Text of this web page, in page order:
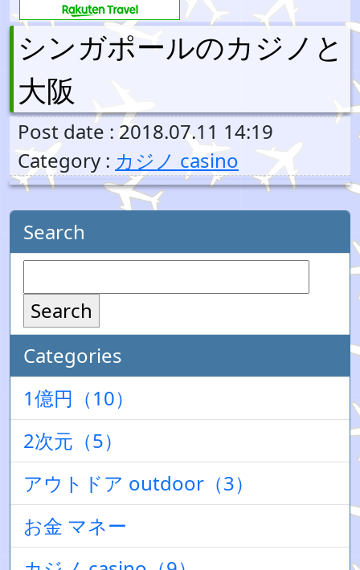
シンガポールのカジノと
大阪
Post date : 2018.07.11 14:19
Category : カジノ casino
Search
Search
Categories
1億円（10）
2次元（5）
アウトドア outdoor（3）
お金 マネー